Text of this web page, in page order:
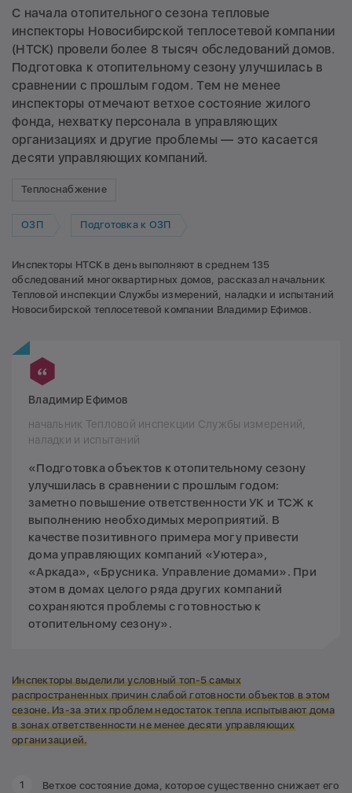
С начала отопительного сезона тепловые
инспекторы Новосибирской теплосетевой компании
(НТСК) провели более 8 тысяч обследований домов.
Подготовка к отопительному сезону улучшилась в
сравнении с прошлым годом. Тем не менее
инспекторы отмечают ветхое состояние жилого
фонда, нехватку персонала в управляющих
организациях и другие проблемы — это касается
десяти управляющих компаний.
Теплоснабжение
ОЗП Подготовка к ОЗП
Инспекторы НТСК в день выполняют в среднем 135
обследований многоквартирных домов, рассказал начальник
Тепловой инспекции Службы измерений, наладки и испытаний
Новосибирской теплосетевой компании Владимир Ефимов.
Владимир Ефимов
начальник Тепловой инспекции Службы измерений,
наладки и испытаний
«Подготовка объектов к отопительному сезону
улучшилась в сравнении с прошлым годом:
заметно повышение ответственности УК и ТСЖ к
выполнению необходимых мероприятий. В
качестве позитивного примера могу привести
дома управляющих компаний «Уютера»,
«Аркада», «Брусника. Управление домами». При
этом в домах целого ряда других компаний
сохраняются проблемы с готовностью к
отопительному сезону».
Инспекторы выделили условный топ-5 самых
распространенных причин слабой готовности объектов в этом
сезоне. Из-за этих проблем недостаток тепла испытывают дома
в зонах ответственности не менее десяти управляющих
организацией.
Ветхое состояние дома, которое существенно снижает его